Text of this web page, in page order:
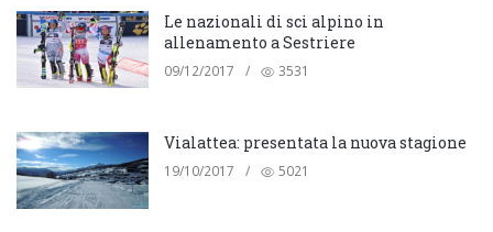
Le nazionali di sci alpino in
allenamento a Sestriere
09/12/2017 / 3531
Vialattea: presentata la nuova stagione
19/10/2017 / 5021